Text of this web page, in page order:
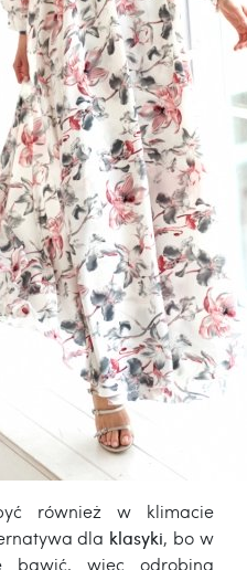
również w klimacie
dla klasyki, bo w
bawić, więc odrobina